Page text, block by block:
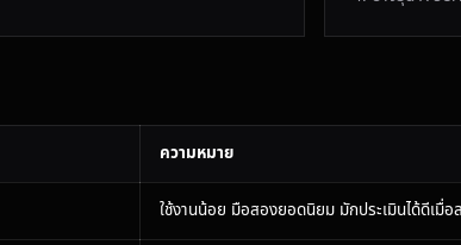
ความหมาย
ใช้งานน้อย มือสองยอดนิยม มักประเมินได้ดีเมื่อ